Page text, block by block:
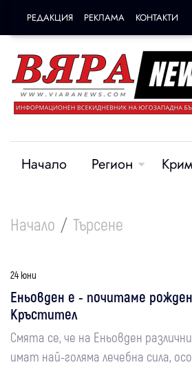
РЕДАКЦИЯ РЕКЛАМА КОНТАКТИ
Начало Регион
Начало Търсене
24 юни
Еньовден е - почитаме
Кръстител
Смята се, че на Еньовден
имат най-голяма лечебна сила,